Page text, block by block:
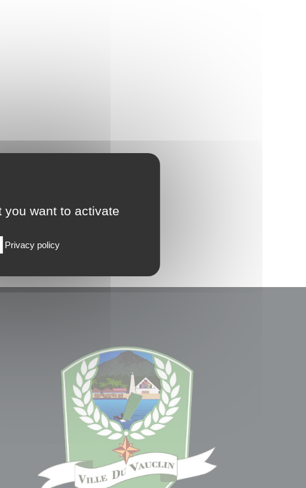
want to activate
Privacy policy